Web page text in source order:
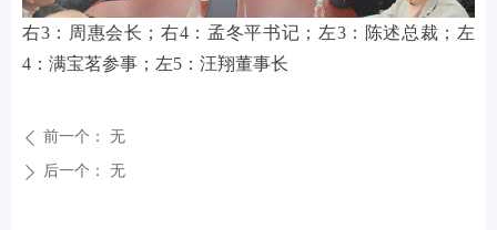
右3：周惠会长；右4：孟冬平书记；左3：陈述总裁；左
4：满宝茗参事；左5：汪翔董事长
ꄴ 前一个： 无
ꄲ 后一个： 无